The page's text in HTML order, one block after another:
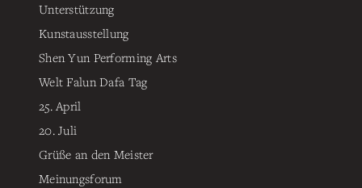
Unterstützung
Kunstausstellung
Shen Yun Performing Arts
Welt Falun Dafa Tag
25. April
20. Juli
Grüße an den Meister
Meinungsforum